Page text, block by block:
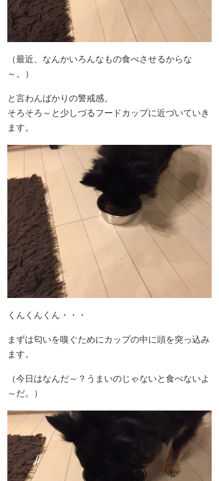
（最近、なんかいろんなもの食べさせるからな
～。）
と言わんばかりの警戒感。
そろそろ～と少しづるフードカップに近づいていき
ます。
くんくんくん・・・
まずは匂いを嗅ぐためにカップの中に頭を突っ込み
ます。
（今日はなんだ～？うまいのじゃないと食べないよ
～だ。）